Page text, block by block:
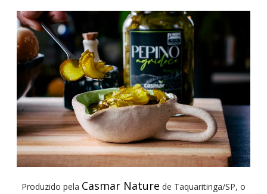
Produzido pela Casmar Nature de Taquaritinga/SP, o